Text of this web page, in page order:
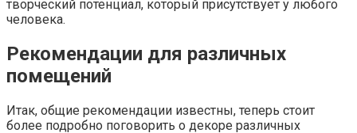
Дизайн ванной
Ванных Комнат
Это не просто функциональное помещение, но и
пространство для расслабления и восстановления сил.